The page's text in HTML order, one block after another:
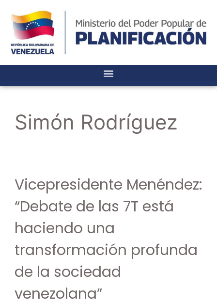
Simón Rodríguez
Vicepresidente Menéndez:
“Debate de las 7T está
haciendo una
transformación profunda
de la sociedad
venezolana”